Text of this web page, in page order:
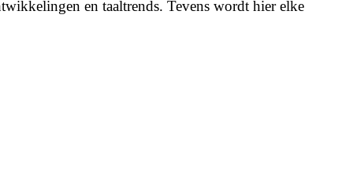
en taaltrends. Tevens wordt hier elke